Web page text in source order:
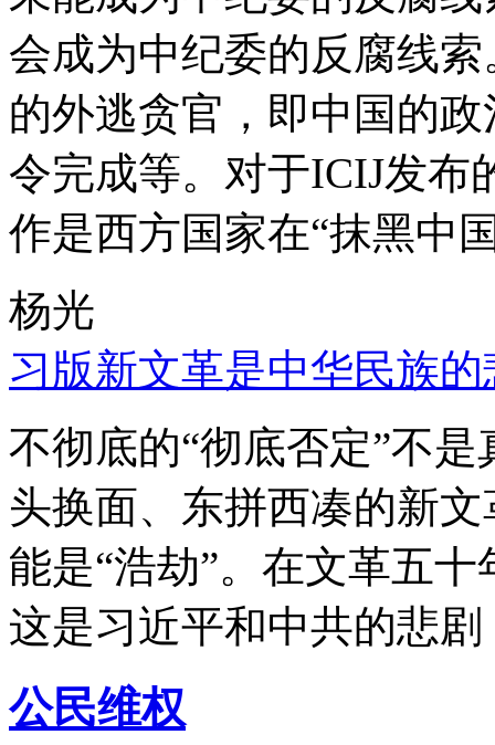
会成为中纪委的反腐线
的外逃贪官，即中国的
令完成等。对于ICIJ发布
作是西方国家在“抹黑中
杨光
习版新文革是中华民族的
不彻底的“彻底否定”不
头换面、东拼西凑的新
能是“浩劫”。在文革五
这是习近平和中共的悲
公民维权